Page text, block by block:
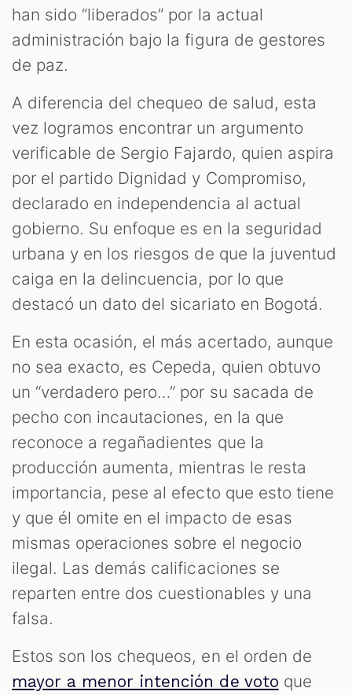
han sido “liberados” por la actual
administración bajo la figura de gestores
de paz.
A diferencia del chequeo de salud, esta
vez logramos encontrar un argumento
verificable de Sergio Fajardo, quien aspira
por el partido Dignidad y Compromiso,
declarado en independencia al actual
gobierno. Su enfoque es en la seguridad
urbana y en los riesgos de que la juventud
caiga en la delincuencia, por lo que
destacó un dato del sicariato en Bogotá.
En esta ocasión, el más acertado, aunque
no sea exacto, es Cepeda, quien obtuvo
un “verdadero pero…” por su sacada de
pecho con incautaciones, en la que
reconoce a regañadientes que la
producción aumenta, mientras le resta
importancia, pese al efecto que esto tiene
y que él omite en el impacto de esas
mismas operaciones sobre el negocio
ilegal. Las demás calificaciones se
reparten entre dos cuestionables y una
falsa.
Estos son los chequeos, en el orden de
mayor a menor intención de voto que